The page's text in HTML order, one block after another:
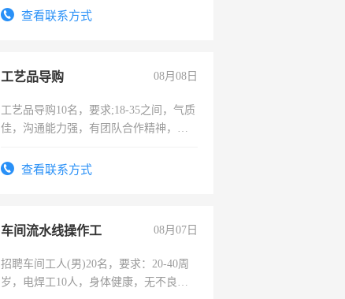
太太等。查看联系方式
工艺品导购 08月08日
工艺品导购10名，要求;18-35之间，气质
佳，沟通能力强，有团队合作精神，有
查看联系方式
车间流水线操作工 08月07日
招聘车间工人(男)20名，要求：20-40周
岁，电焊工10人，身体健康，无不良嗜